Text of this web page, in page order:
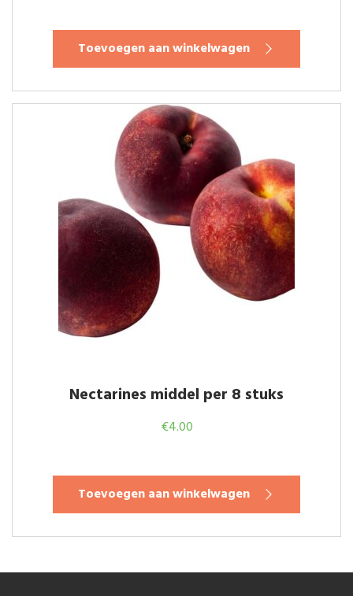
Toevoegen aan winkelwagen
Nectarines middel per 8 stuks
€4.00
Toevoegen aan winkelwagen